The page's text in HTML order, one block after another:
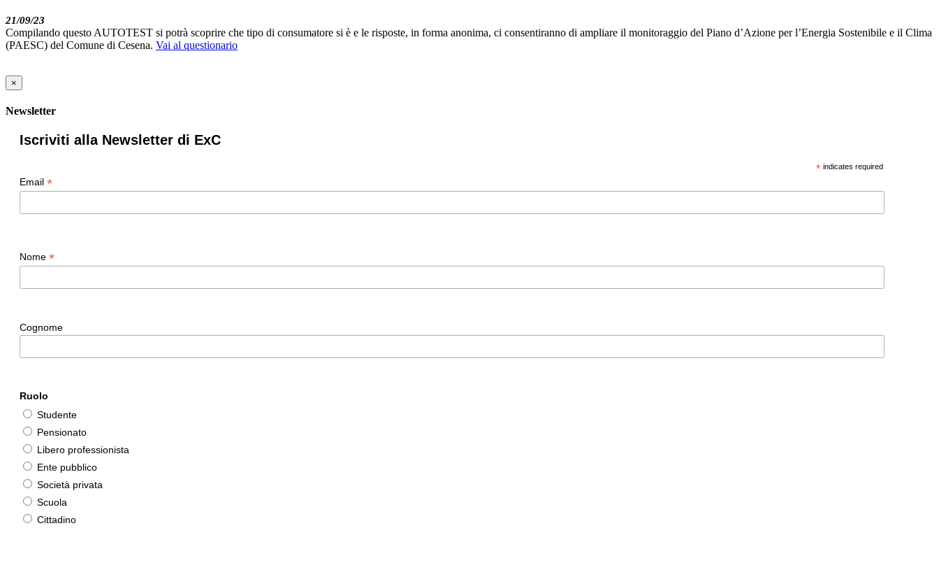
21/09/23
Compilando questo AUTOTEST si potrà scoprire che tipo di consumatore si è e le risposte, in forma anonima, ci consentiranno di ampliare il monitoraggio del Piano d’Azione per l’Energia Sostenibile e il Clima
(PAESC) del Comune di Cesena. Vai al questionario
×
Newsletter
Iscriviti alla Newsletter di ExC
* indicates required
Email *
Nome *
Cognome
Ruolo
Studente
Pensionato
Libero professionista
Ente pubblico
Società privata
Scuola
Cittadino